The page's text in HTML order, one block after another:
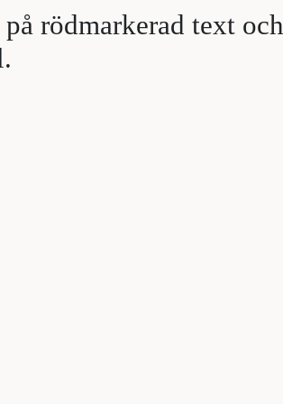
rödmarkerad text och